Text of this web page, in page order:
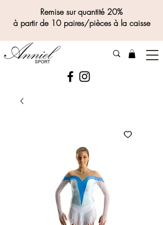
Remise sur quantité 20%
à partir de 10 paires/pièces à la caisse